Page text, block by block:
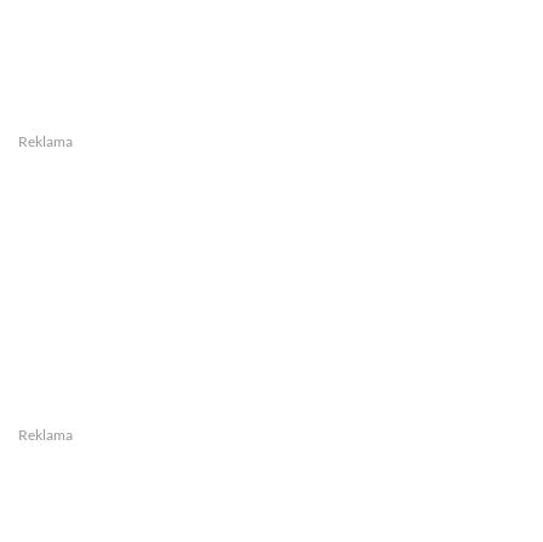
Reklama
Reklama